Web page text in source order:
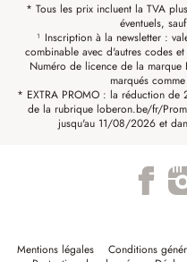
* Tous les prix incluent la TVA plus
éventuels,
¹ Inscription à la newsletter :
combinable avec d'autres codes
Numéro de licence de la
marqués
* EXTRA PROMO : la réduction de
de la rubrique loberon.be/fr/
jusqu'au 11/08/2026 et
Mentions légales Conditions